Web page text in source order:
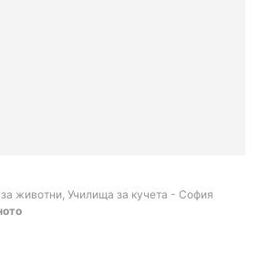
животни, Училища за кучета - София